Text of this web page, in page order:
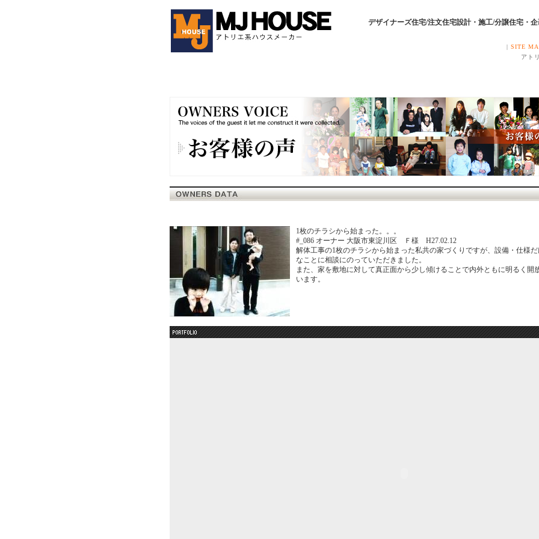
デザイナーズ住宅/注文住宅設計・施工/分譲住宅・
| SITE
アト
1枚のチラシから始まった。。。
#_086 オーナー 大阪市東淀川区 Ｆ様 H27.02.12
解体工事の1枚のチラシから始まった私共の家づくりですが、設備・仕様
なことに相談にのっていただきました。
また、家を敷地に対して真正面から少し傾けることで内外ともに明るく開
います。